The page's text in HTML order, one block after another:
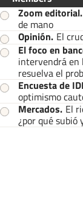
Zoom editorial.
de mano
Opinión. El
El foco en
intervendrá en
resuelva el
Encuesta de
optimismo
Mercados. El
¿por qué subió